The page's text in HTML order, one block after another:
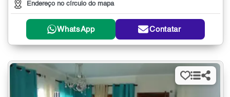
Endereço no círculo do mapa
WhatsApp Contatar